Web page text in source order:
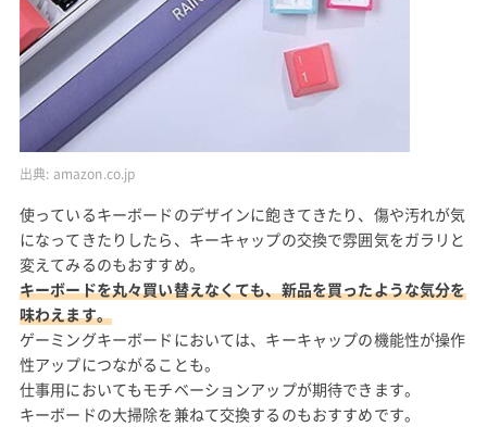
出典: amazon.co.jp
使っているキーボードのデザインに飽きてきたり、傷や汚れが気
になってきたりしたら、キーキャップの交換で雰囲気をガラリと
変えてみるのもおすすめ。
キーボードを丸々買い替えなくても、新品を買ったような気分を
味わえます。
ゲーミングキーボードにおいては、キーキャップの機能性が操作
性アップにつながることも。
仕事用においてもモチベーションアップが期待できます。
キーボードの大掃除を兼ねて交換するのもおすすめです。